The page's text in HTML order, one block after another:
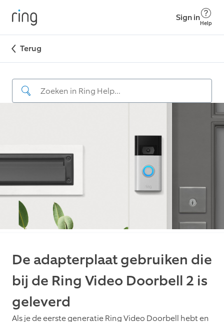
Sign in
Help
Terug
De adapterplaat gebruiken die
bij de Ring Video Doorbell 2 is
geleverd
Als je de eerste generatie Ring Video Doorbell hebt en